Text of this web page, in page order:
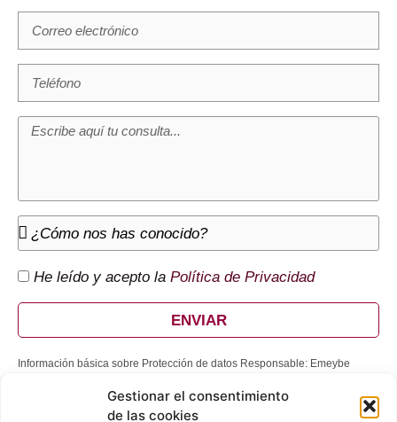
Gestionar el consentimiento
de las cookies
He leído y acepto la Política de Privacidad
ENVIAR
Información básica sobre Protección de datos Responsable: Emeybe
comerciales; Legitimación: Ejecución de un contrato, consentimiento del
interesado, interés legítimo del Responsable; Destinatarios: No se cederán